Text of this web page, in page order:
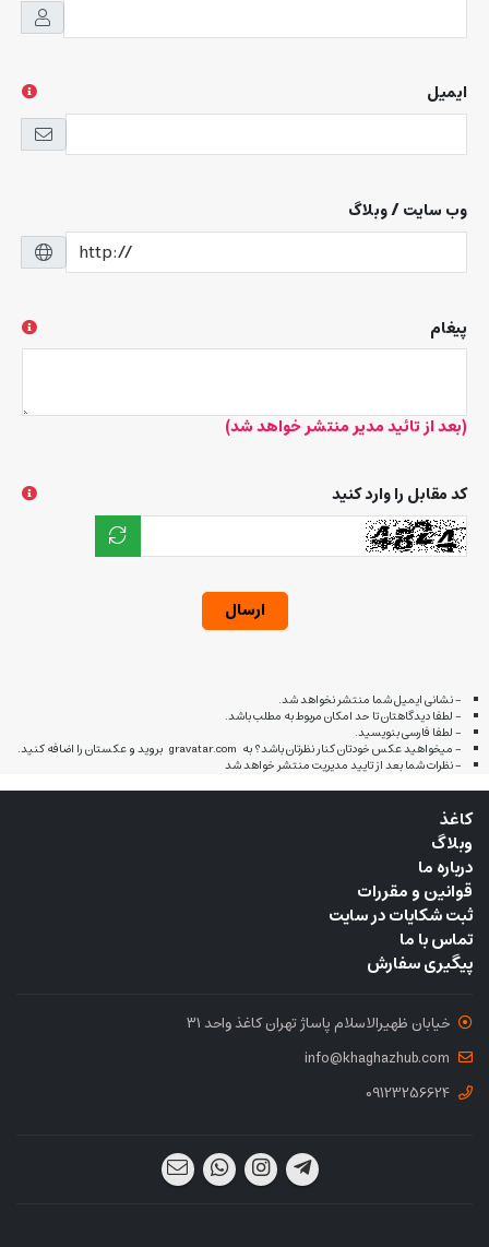
ایمیل
وب سایت / وبلاگ
پیغام
(بعد از تائید مدیر منتشر خواهد شد)
کد مقابل را وارد کنید
ارسال
- نشانی ایمیل شما منتشر نخواهد شد.
- لطفا دیدگاهتان تا حد امکان مربوط به مطلب باشد.
- لطفا فارسی بنویسید.
- میخواهید عکس خودتان کنار نظرتان باشد؟ به gravatar.com بروید و عکستان را اضافه کنید.
- نظرات شما بعد از تایید مدیریت منتشر خواهد شد
کاغذ
وبلاگ
درباره ما
قوانین و مقررات
ثبت شکایات در سایت
تماس با ما
پیگیری سفارش
خیابان ظهیرالاسلام ‌پاساژ تهران کاغذ واحد ۳۱